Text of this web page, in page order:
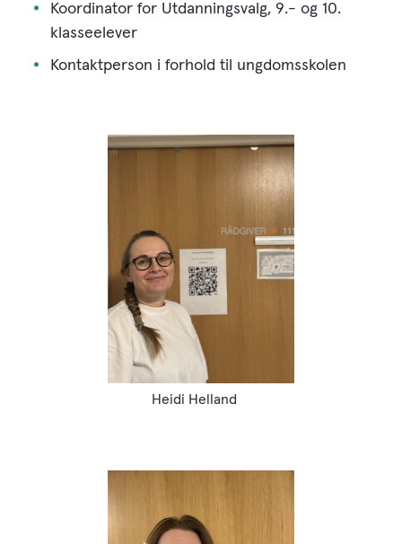
Koordinator for Utdanningsvalg, 9.- og 10.
klasseelever
Kontaktperson i forhold til ungdomsskolen
Heidi Helland